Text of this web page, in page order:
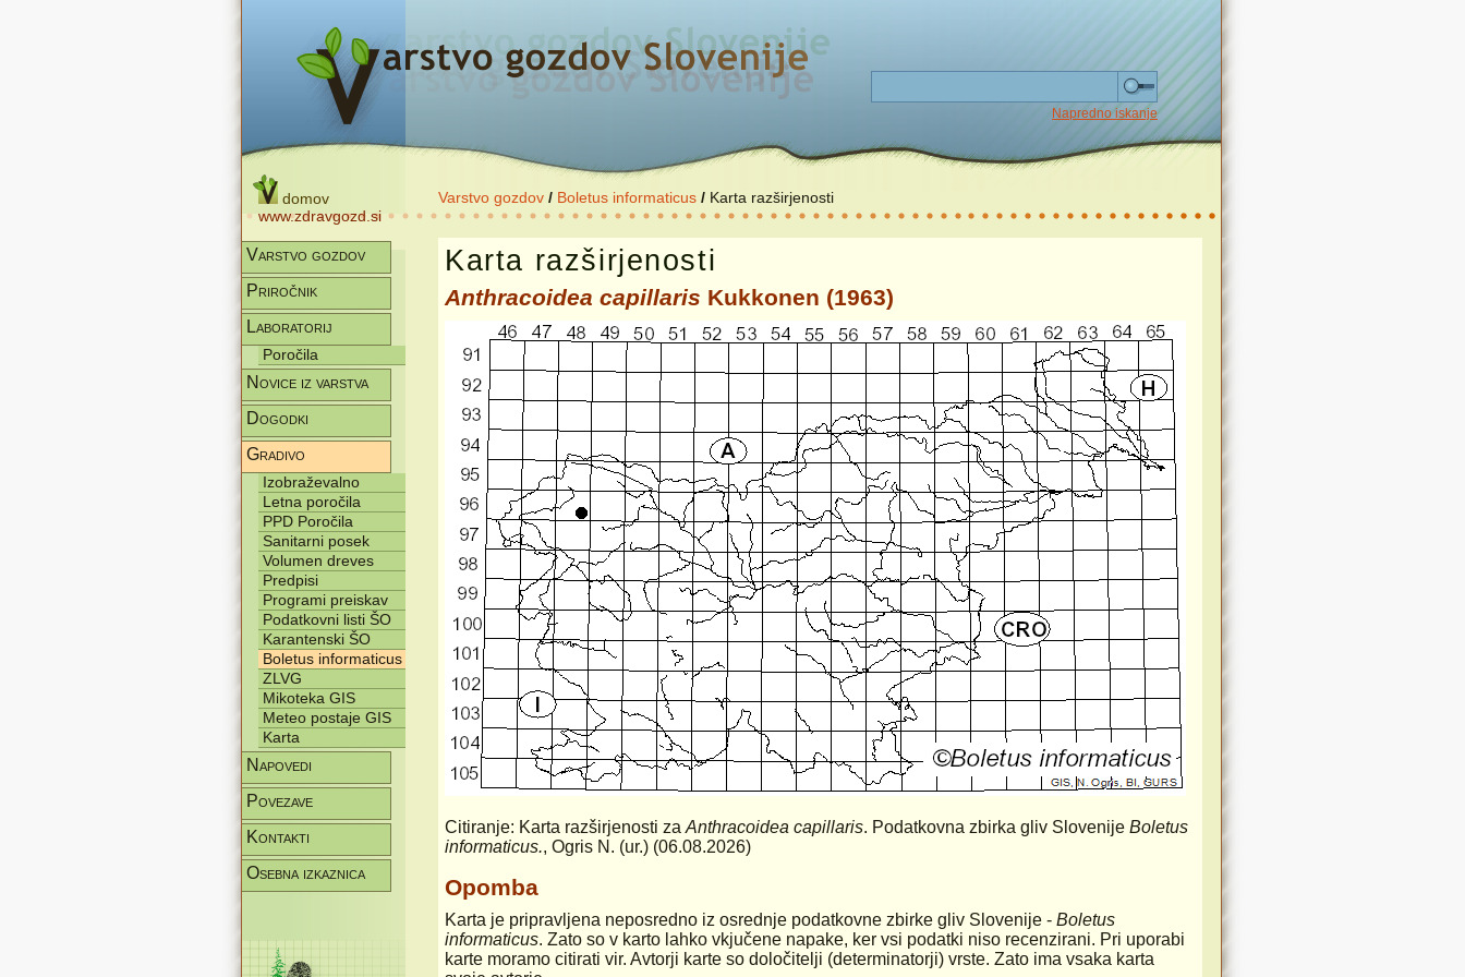
Napredno iskanje
domov
www.zdravgozd.si
Varstvo gozdov / Boletus informaticus / Karta razširjenosti
Varstvo gozdov
Priročnik
Laboratorij
Poročila
Novice iz varstva
Dogodki
Gradivo
Izobraževalno
Letna poročila
PPD Poročila
Sanitarni posek
Volumen dreves
Predpisi
Programi preiskav
Podatkovni listi ŠO
Karantenski ŠO
Boletus informaticus
ZLVG
Mikoteka GIS
Meteo postaje GIS
Karta
Napovedi
Povezave
Kontakti
Osebna izkaznica
Karta razširjenosti
Anthracoidea capillaris Kukkonen (1963)
Citiranje: Karta razširjenosti za Anthracoidea capillaris. Podatkovna zbirka gliv Slovenije Boletus
informaticus., Ogris N. (ur.) (06.08.2026)
Opomba
Karta je pripravljena neposredno iz osrednje podatkovne zbirke gliv Slovenije - Boletus
informaticus. Zato so v karto lahko vkjučene napake, ker vsi podatki niso recenzirani. Pri uporabi
karte moramo citirati vir. Avtorji karte so določitelji (determinatorji) vrste. Zato ima vsaka karta